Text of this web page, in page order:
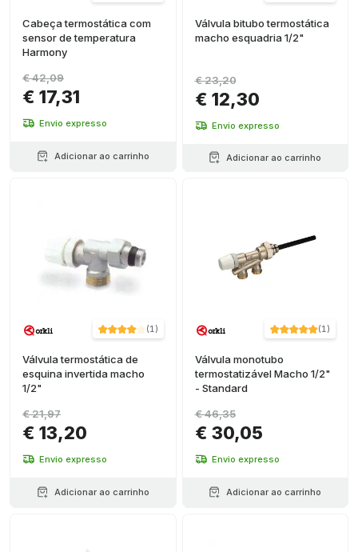
Cabeça termostática com
sensor de temperatura
Harmony
€ 17,31
€ 42,09
Envio expresso
Adicionar ao carrinho
Válvula bitubo termostática
macho esquadria 1/2"
€ 12,30
€ 23,20
Envio expresso
Adicionar ao carrinho
(1)
Válvula termostática de
esquina invertida macho
1/2"
€ 13,20
€ 21,97
Envio expresso
Adicionar ao carrinho
(1)
Válvula monotubo
termostatizável Macho 1/2"
- Standard
€ 30,05
€ 46,35
Envio expresso
Adicionar ao carrinho